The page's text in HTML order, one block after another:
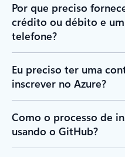
Por que preciso
crédito ou débito e
telefone?
Eu preciso ter uma
inscrever no Azure?
Como o processo de
usando o GitHub?